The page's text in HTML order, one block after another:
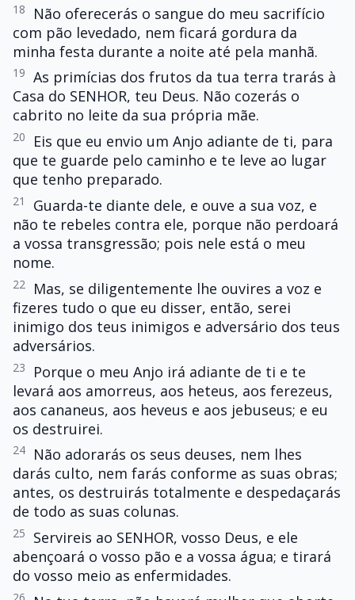
18
Não oferecerás o sangue do meu sacrifício
com pão levedado, nem ficará gordura da
minha festa durante a noite até pela manhã.
19 As primícias dos frutos da tua terra trarás à
Casa do SENHOR, teu Deus. Não cozerás o
cabrito no leite da sua própria mãe.
20
Eis que eu envio um Anjo adiante de ti, para
que te guarde pelo caminho e te leve ao lugar
que tenho preparado.
21
Guarda-te diante dele, e ouve a sua voz, e
não te rebeles contra ele, porque não perdoará
a vossa transgressão; pois nele está o meu
nome.
22
Mas, se diligentemente lhe ouvires a voz e
fizeres tudo o que eu disser, então, serei
inimigo dos teus inimigos e adversário dos teus
adversários.
23
Porque o meu Anjo irá adiante de ti e te
levará aos amorreus, aos heteus, aos ferezeus,
aos cananeus, aos heveus e aos jebuseus; e eu
os destruirei.
24
Não adorarás os seus deuses, nem lhes
darás culto, nem farás conforme as suas obras;
antes, os destruirás totalmente e despedaçarás
de todo as suas colunas.
25
Servireis ao SENHOR, vosso Deus, e ele
abençoará o vosso pão e a vossa água; e tirará
do vosso meio as enfermidades.